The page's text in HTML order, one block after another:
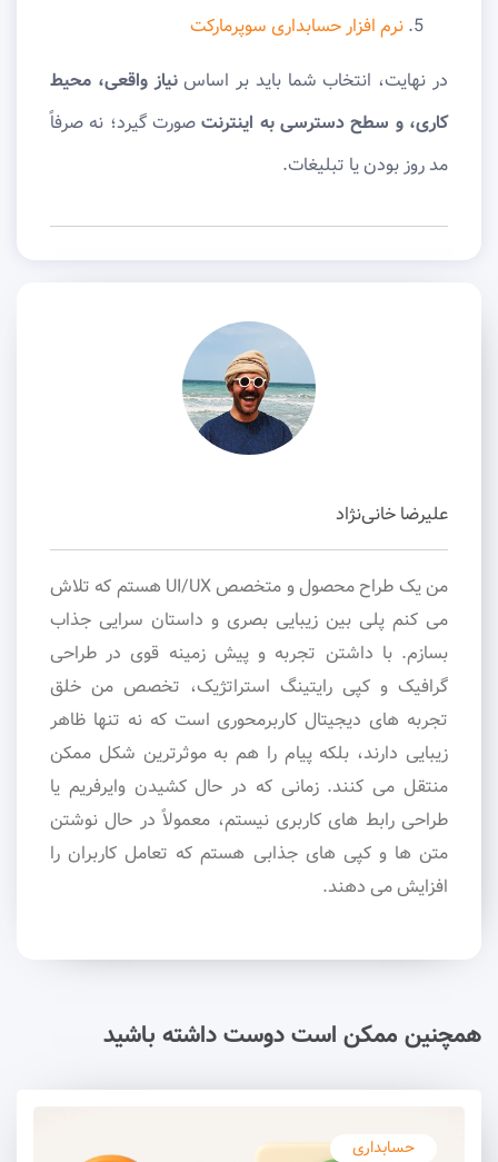
نرم افزار حسابداری سوپرمارکت
در نهایت، انتخاب شما باید بر اساسنیاز واقعی، محیط
کاری، و سطح دسترسی به اینترنتصورت گیرد؛ نه صرفاً
مد روز بودن یا تبلیغات.
علیرضا خانی‌نژاد
من یک طراح محصول و متخصص UI/UX هستم که تلاش
می کنم پلی بین زیبایی بصری و داستان سرایی جذاب
بسازم. با داشتن تجربه و پیش زمینه قوی در طراحی
گرافیک و کپی رایتینگ استراتژیک، تخصص من خلق
تجربه های دیجیتال کاربرمحوری است که نه تنها ظاهر
زیبایی دارند، بلکه پیام را هم به موثرترین شکل ممکن
منتقل می کنند. زمانی که در حال کشیدن وایرفریم یا
طراحی رابط های کاربری نیستم، معمولاً در حال نوشتن
متن ها و کپی های جذابی هستم که تعامل کاربران را
افزایش می دهند.
همچنین ممکن است دوست داشته باشید
حسابداری